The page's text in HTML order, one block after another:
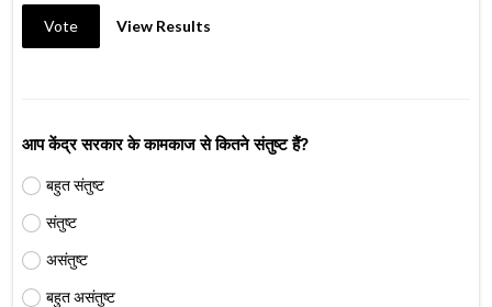
Vote View Results
आप केंद्र सरकार के कामकाज से कितने संतुष्ट हैं?
बहुत संतुष्ट
संतुष्ट
असंतुष्ट
बहुत असंतुष्ट